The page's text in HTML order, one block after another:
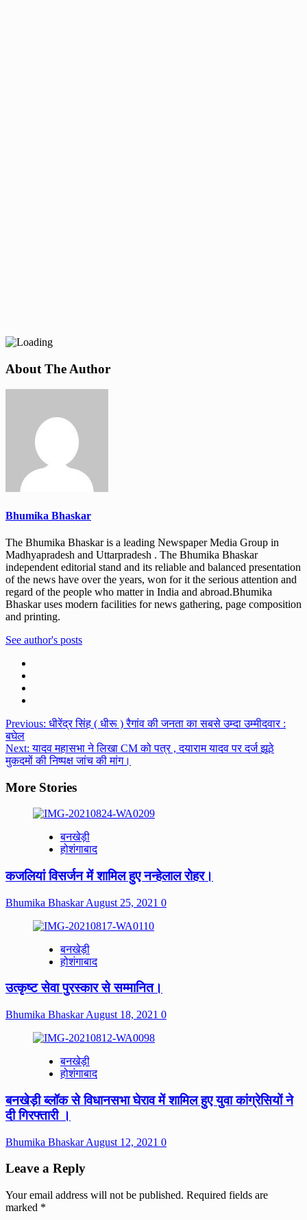
About The Author
Bhumika Bhaskar
The Bhumika Bhaskar is a leading Newspaper Media Group in
Madhyapradesh and Uttarpradesh . The Bhumika Bhaskar
independent editorial stand and its reliable and balanced presentation
of the news have over the years, won for it the serious attention and
regard of the people who matter in India and abroad.Bhumika
Bhaskar uses modern facilities for news gathering, page composition
and printing.
See author's posts
Post
navigation
Previous: धीरेंद्र सिंह ( धीरू ) रैगांव की जनता का सबसे उम्दा उम्मीदवार :
बघेल
Next:यादव महासभा ने लिखा CM को पत्र , दयाराम यादव पर दर्ज झूठे
मुकदमों की निष्पक्ष जांच की मांग।
More Stories
बनखेड़ी
होशंगाबाद
कजलियां विसर्जन में शामिल हुए नन्हेलाल रोहर।
Bhumika BhaskarAugust 25, 2021 0
बनखेड़ी
होशंगाबाद
उत्कृष्ट सेवा पुरस्कार से सम्मानित।
Bhumika BhaskarAugust 18, 2021 0
बनखेड़ी
होशंगाबाद
बनखेड़ी ब्लॉक से विधानसभा घेराव में शामिल हुए युवा कांग्रेसियों ने
दी गिरफ्तारी ।
Bhumika BhaskarAugust 12, 2021 0
Leave a Reply
Your email address will not be published. Required fields are
marked *